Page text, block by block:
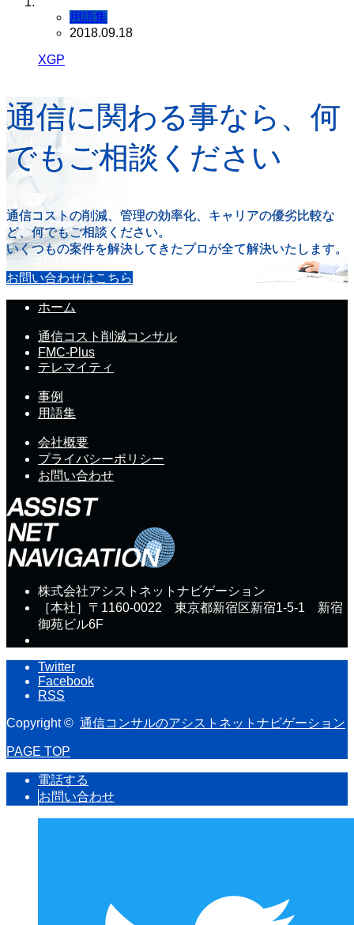
用語集
2018.09.18
XGP
通信に関わる事なら、何
でもご相談ください
通信コストの削減、管理の効率化、キャリアの優劣比較な
ど、何でもご相談ください。
いくつもの案件を解決してきたプロが全て解決いたします。
お問い合わせはこちら
ホーム
通信コスト削減コンサル
FMC-Plus
テレマイティ
事例
用語集
会社概要
プライバシーポリシー
お問い合わせ
株式会社アシストネットナビゲーション
［本社］〒1160-0022 東京都新宿区新宿1-5-1 新宿
御苑ビル6F
Twitter
Facebook
RSS
Copyright © 通信コンサルのアシストネットナビゲーション
PAGE TOP
電話する
お問い合わせ